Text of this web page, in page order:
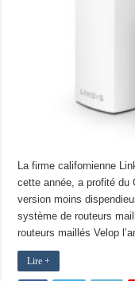
La firme californienne
cette année, a profité du
version moins
système de routeurs
routeurs maillés Velop
Lire +